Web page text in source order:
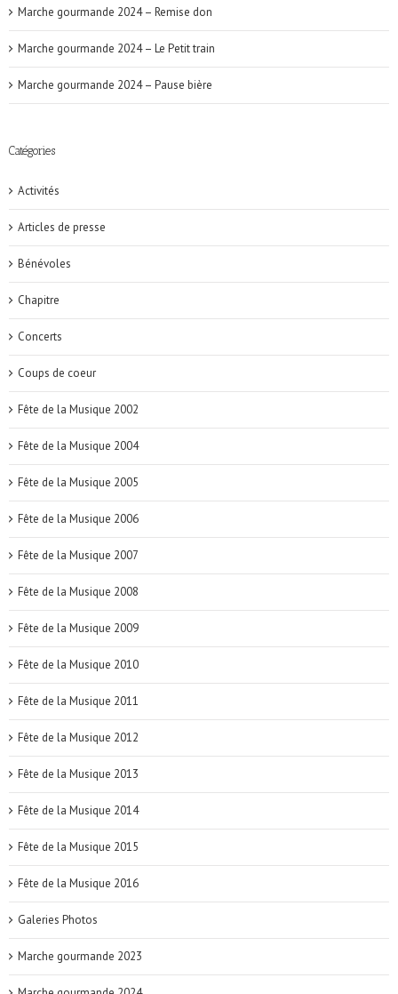
Marche gourmande 2024 – Remise don
Marche gourmande 2024 – Le Petit train
Marche gourmande 2024 – Pause bière
Catégories
Activités
Articles de presse
Bénévoles
Chapitre
Concerts
Coups de coeur
Fête de la Musique 2002
Fête de la Musique 2004
Fête de la Musique 2005
Fête de la Musique 2006
Fête de la Musique 2007
Fête de la Musique 2008
Fête de la Musique 2009
Fête de la Musique 2010
Fête de la Musique 2011
Fête de la Musique 2012
Fête de la Musique 2013
Fête de la Musique 2014
Fête de la Musique 2015
Fête de la Musique 2016
Galeries Photos
Marche gourmande 2023